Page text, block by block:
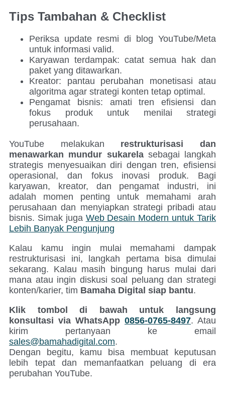
Tips Tambahan & Checklist
Periksa update resmi di blog YouTube/Meta
untuk informasi valid.
Karyawan terdampak: catat semua hak dan
paket yang ditawarkan.
Kreator: pantau perubahan monetisasi atau
algoritma agar strategi konten tetap optimal.
Pengamat bisnis: amati tren efisiensi dan
fokus produk untuk menilai strategi
perusahaan.
YouTube melakukan restrukturisasi dan
menawarkan mundur sukarelasebagai langkah
strategis menyesuaikan diri dengan tren, efisiensi
operasional, dan fokus inovasi produk. Bagi
karyawan, kreator, dan pengamat industri, ini
adalah momen penting untuk memahami arah
perusahaan dan menyiapkan strategi pribadi atau
bisnis. Simak juga Web Desain Modern untuk Tarik
Lebih Banyak Pengunjung
Kalau kamu ingin mulai memahami dampak
restrukturisasi ini, langkah pertama bisa dimulai
sekarang. Kalau masih bingung harus mulai dari
mana atau ingin diskusi soal peluang dan strategi
konten/karier, tim Bamaha Digital siap bantu.
Klik tombol di bawah untuk langsung
konsultasi via WhatsApp 0856-0765-8497. Atau
kirim pertanyaan ke email
sales@bamahadigital.com.
Dengan begitu, kamu bisa membuat keputusan
lebih tepat dan memanfaatkan peluang di era
perubahan YouTube.